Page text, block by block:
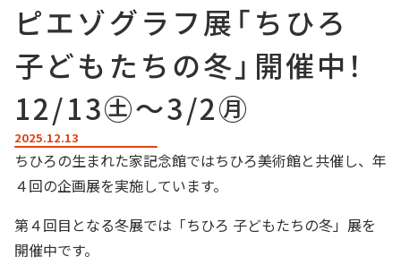
ご利用案内
周辺施設のご案内
お問い合わせ 団体予約
0778-66-7112
ピエゾグラフ展「ちひろ
子どもたちの冬」開催中！
12/13㊏～3/2㊊
2025.12.13
ちひろの生まれた家記念館ではちひろ美術館と共催し、年
４回の企画展を実施しています。
第４回目となる冬展では「ちひろ 子どもたちの冬」展を
開催中です。